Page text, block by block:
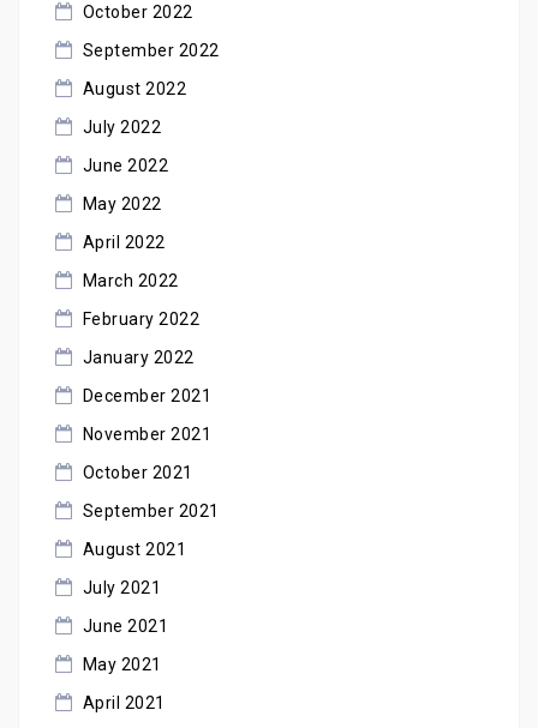
October 2022
September 2022
August 2022
July 2022
June 2022
May 2022
April 2022
March 2022
February 2022
January 2022
December 2021
November 2021
October 2021
September 2021
August 2021
July 2021
June 2021
May 2021
April 2021